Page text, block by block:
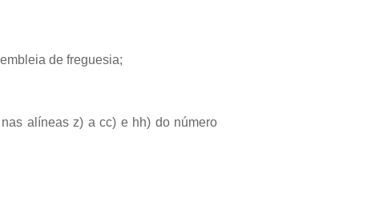
de freguesia;
alíneas z) a cc) e hh) do número